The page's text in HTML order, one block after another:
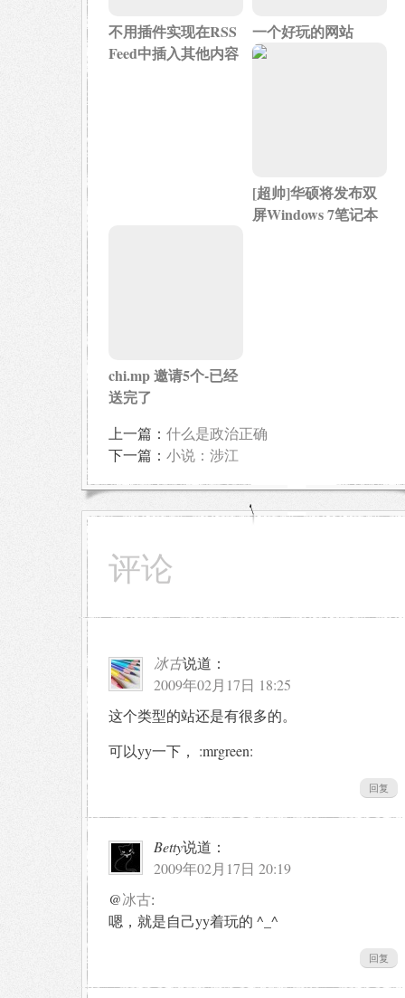
不用插件实现在RSS
Feed中插入其他内容
一个好玩的网站
[超帅]华硕将发布双
屏Windows 7笔记本
chi.mp 邀请5个-已经
送完了
上一篇： 什么是政治正确
下一篇： 小说：涉江
评论
冰古说道：
2009年02月17日 18:25
这个类型的站还是有很多的。
可以yy一下， :mrgreen:
回复
Betty说道：
2009年02月17日 20:19
@冰古:
嗯，就是自己yy着玩的 ^_^
回复